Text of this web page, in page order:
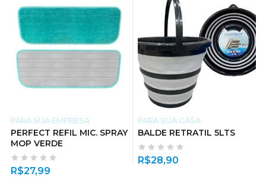
PARA SUA EMPRESA
PERFECT REFIL MIC. SPRAY
MOP VERDE
R$27,99
PARA SUA CASA
BALDE RETRATIL 5LTS
R$28,90